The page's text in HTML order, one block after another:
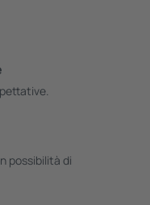
possibilità di